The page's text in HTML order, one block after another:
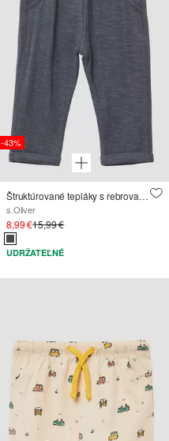
-43%
Štruktúrované tepláky s rebrovaným pásom
s.Oliver
8,99 €15,99 €
UDRŽATEĽNÉ